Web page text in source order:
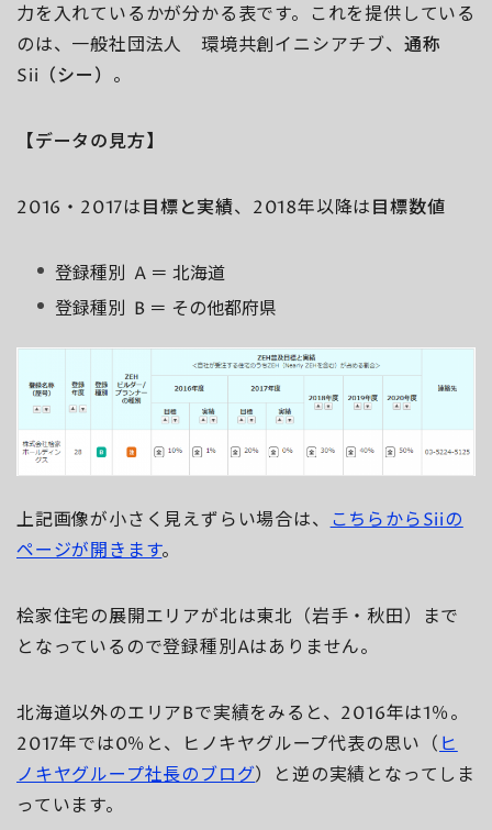
力を入れているかが分かる表です。これを提供している
のは、一般社団法人 環境共創イニシアチブ、 通称
Sii（シー） 。
【データの見方】
2016・2017は目標と実績、2018年以降は目標数値
登録種別 A ＝ 北海道
登録種別 B ＝ その他都府県
上記画像が小さく見えずらい場合は、
こちらからSiiの
ページが開きます。
桧家住宅の展開エリアが北は東北（岩手・秋田）まで
となっているので登録種別Aはありません。
北海道以外のエリアBで実績をみると、2016年は1％。
2017年では0％と、ヒノキヤグループ代表の思い（ ヒ
ノキヤグループ社長のブログ）と逆の実績となってしま
っています。